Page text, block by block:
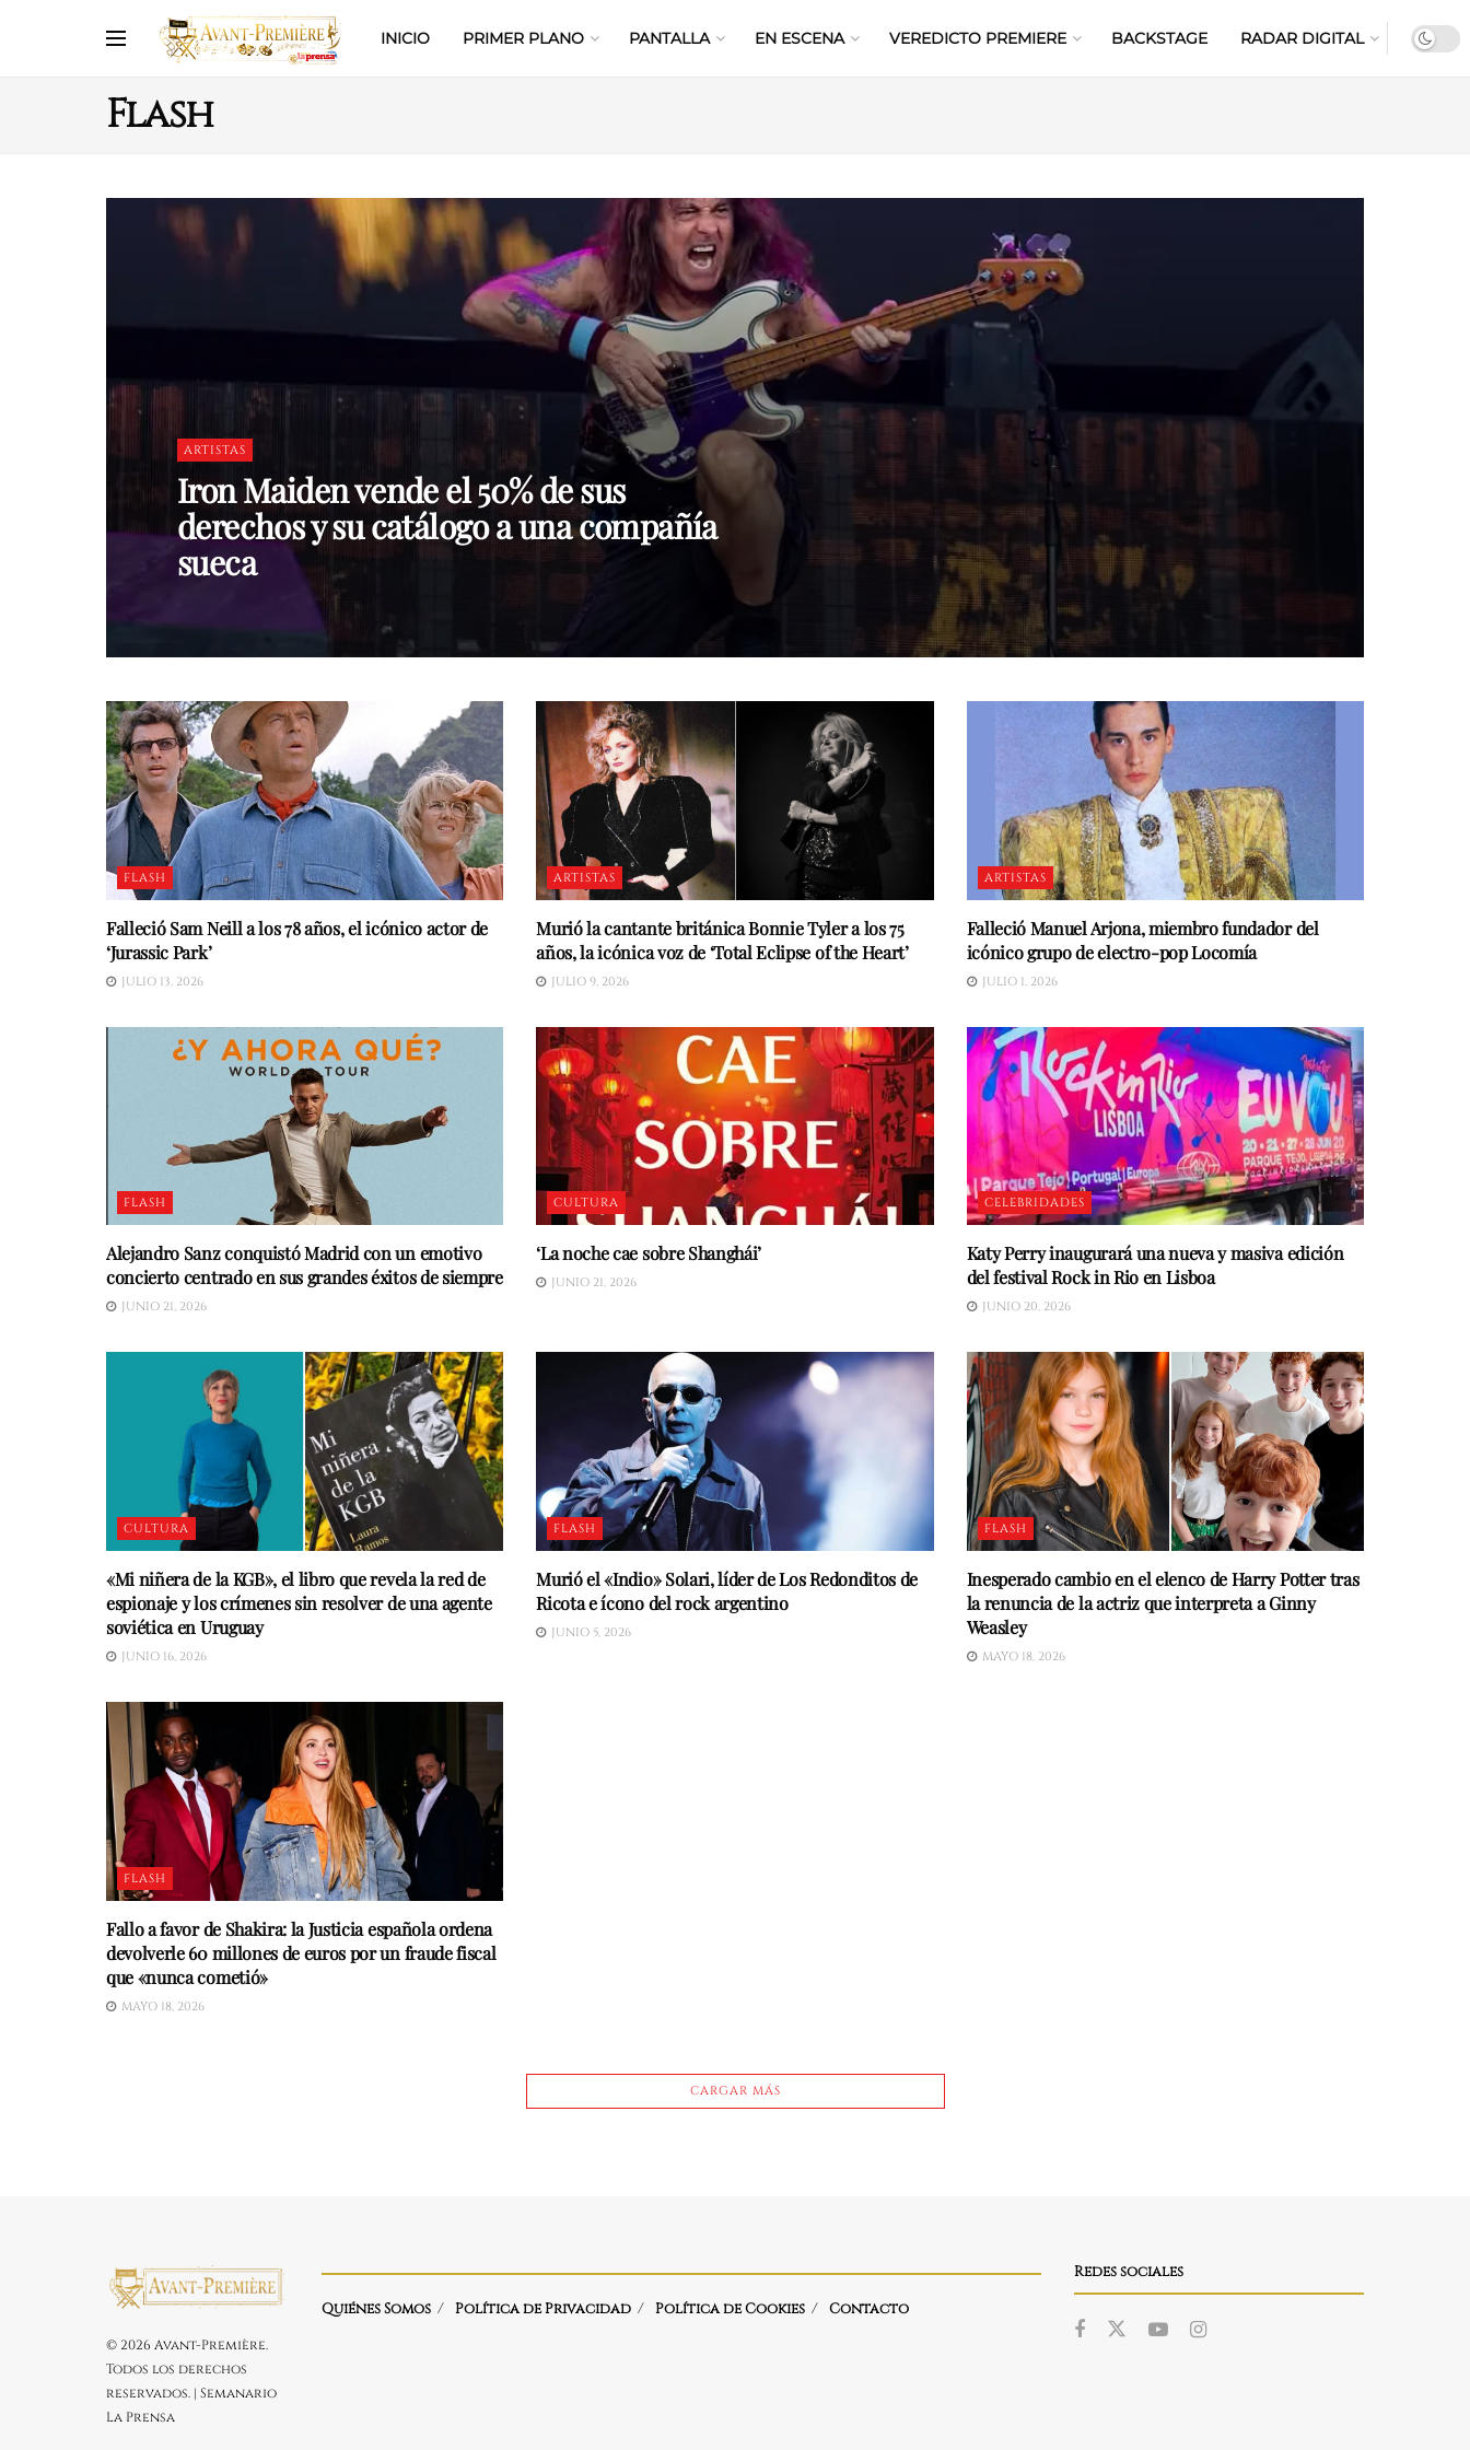
INICIO PRIMER PLANO PANTALLA EN ESCENA VEREDICTO PREMIERE BACKSTAGE RADAR DIGITAL
Flash
ARTISTAS
Iron Maiden vende el 50% de sus
derechos y su catálogo a una compañía
sueca
FLASH
Falleció Sam Neill a los 78 años, el icónico actor de
‘Jurassic Park’
JULIO 13, 2026
ARTISTAS
Murió la cantante británica Bonnie Tyler a los 75
años, la icónica voz de ‘Total Eclipse of the Heart’
JULIO 9, 2026
ARTISTAS
Falleció Manuel Arjona, miembro fundador del
icónico grupo de electro-pop Locomía
JULIO 1, 2026
FLASH
Alejandro Sanz conquistó Madrid con un emotivo
concierto centrado en sus grandes éxitos de siempre
JUNIO 21, 2026
CULTURA
‘La noche cae sobre Shanghái’
JUNIO 21, 2026
CELEBRIDADES
Katy Perry inaugurará una nueva y masiva edición
del festival Rock in Rio en Lisboa
JUNIO 20, 2026
CULTURA
«Mi niñera de la KGB», el libro que revela la red de
espionaje y los crímenes sin resolver de una agente
soviética en Uruguay
JUNIO 16, 2026
FLASH
Murió el «Indio» Solari, líder de Los Redonditos de
Ricota e ícono del rock argentino
JUNIO 5, 2026
FLASH
Inesperado cambio en el elenco de Harry Potter tras
la renuncia de la actriz que interpreta a Ginny
Weasley
MAYO 18, 2026
FLASH
Fallo a favor de Shakira: la Justicia española ordena
devolverle 60 millones de euros por un fraude fiscal
que «nunca cometió»
MAYO 18, 2026
CARGAR MÁS
© 2026 Avant-Première.
Todos los derechos
reservados. | Semanario
La Prensa
Quiénes Somos Política de Privacidad Política de Cookies Contacto
Redes sociales